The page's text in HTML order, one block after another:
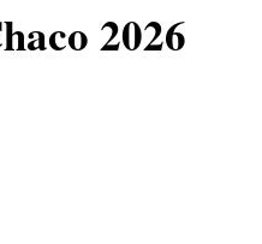
2026